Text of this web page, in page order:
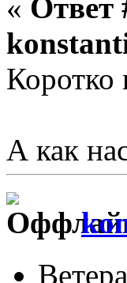
« Ответ
Коротко
А как